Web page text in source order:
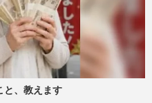
と、教えます